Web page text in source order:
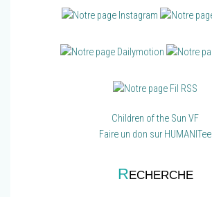
Children of the Sun VF
Faire un don sur HUMANITee
RECHERCHE